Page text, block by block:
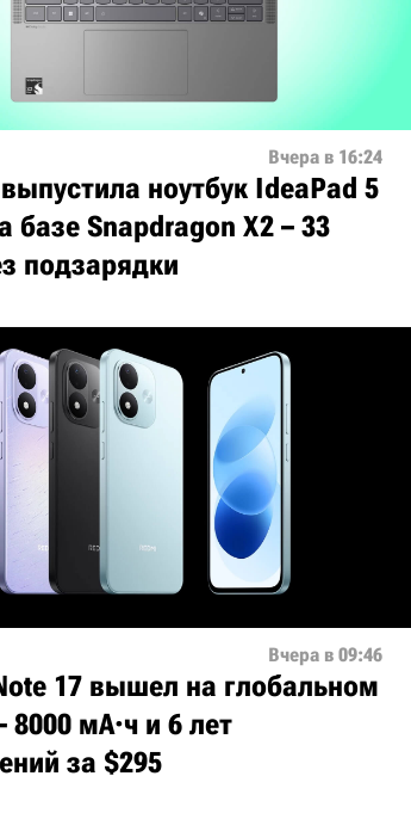
Вчера в 16:24
ноутбук IdeaPad 5
базе Snapdragon X2 – 33
подзарядки
Вчера в 09:46
17 вышел на глобальном
8000 мА·ч и 6 лет
за $295